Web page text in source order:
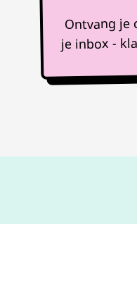
Ontvang je
je inbox -